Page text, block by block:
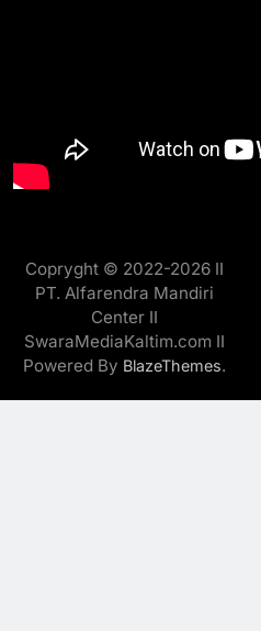
Copryght © 2022-2026 II
PT. Alfarendra Mandiri
Center II
SwaraMediaKaltim.com II
Powered By BlazeThemes.